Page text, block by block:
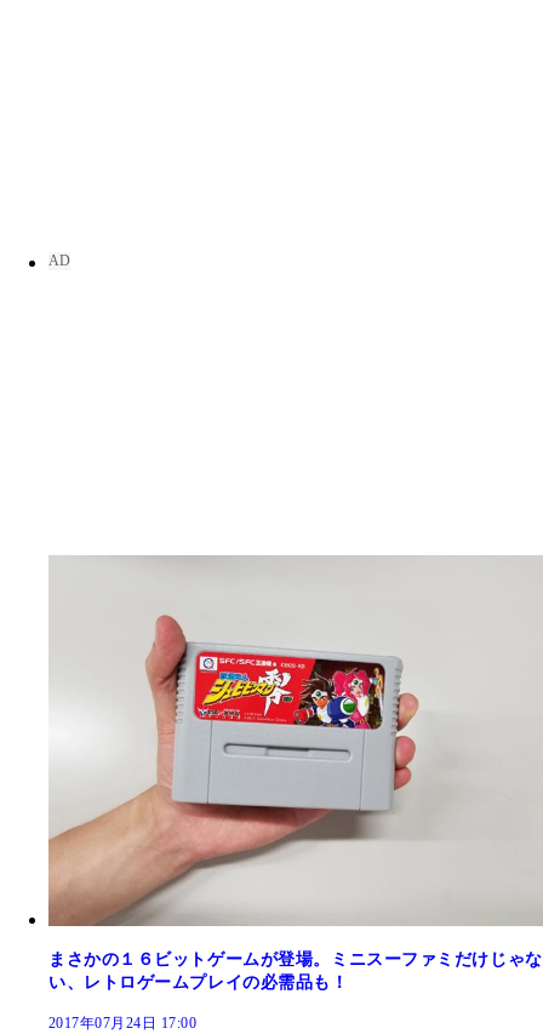
まさかの１６ビットゲームが登場。ミニスーファミだけじゃな
い、レトロゲームプレイの必需品も！
2017年07月24日 17:00